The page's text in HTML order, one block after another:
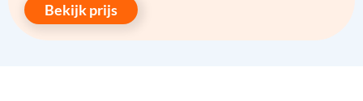
Bekijk prijs